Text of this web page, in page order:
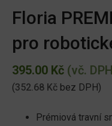
Floria
pro
395.00 Kč (vč.
(352.68 Kč bez DPH)
Prémiová travní